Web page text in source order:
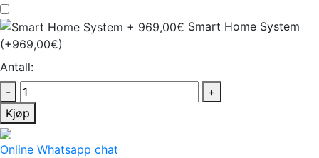
Smart Home System
(+969,00€)
Antall:
-
+
Kjøp
Online Whatsapp chat